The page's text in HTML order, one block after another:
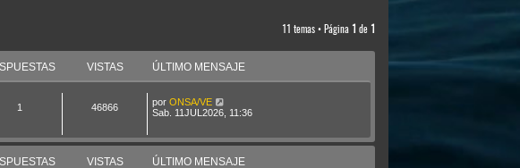
11 temas • Página 1 de 1
VISTAS ÚLTIMO MENSAJE
1 46866 por ONSA/VE
Sab. 11JUL2026, 11:36
VISTAS ÚLTIMO MENSAJE